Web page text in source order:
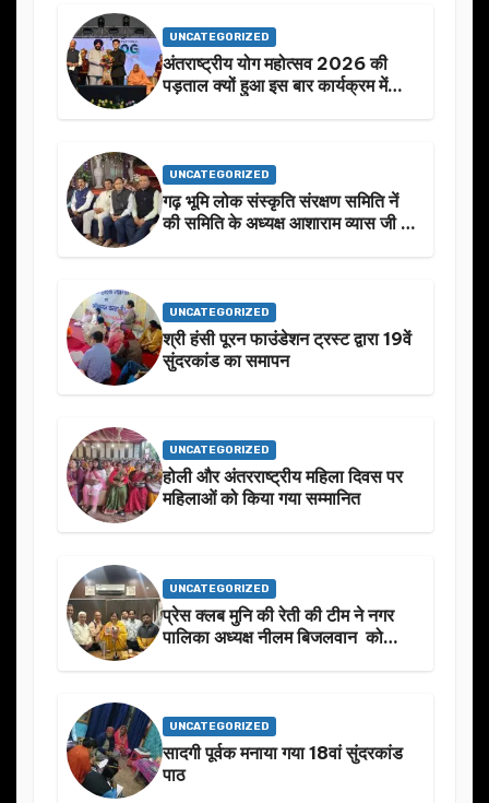
UNCATEGORIZED
अंतराष्ट्रीय योग महोत्सव 2026 की
पड़ताल क्यों हुआ इस बार कार्यक्रम में
UNCATEGORIZED
गढ़ भूमि लोक संस्कृति संरक्षण समिति नें
की समिति के अध्यक्ष आशाराम व्यास जी के
UNCATEGORIZED
श्री हंसी पूरन फाउंडेशन ट्रस्ट द्वारा 19वें
सुंदरकांड का समापन
UNCATEGORIZED
होली और अंतरराष्ट्रीय महिला दिवस पर
महिलाओं को किया गया सम्मानित
UNCATEGORIZED
प्रेस क्लब मुनि की रेती की टीम ने नगर
पालिका अध्यक्ष नीलम बिजलवान को
UNCATEGORIZED
सादगी पूर्वक मनाया गया 18वां सुंदरकांड
पाठ